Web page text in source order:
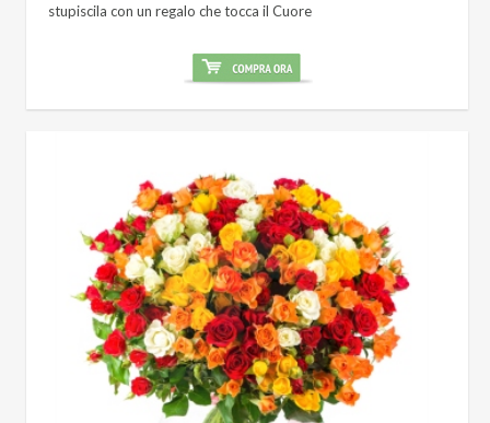
stupiscila con un regalo che tocca il Cuore